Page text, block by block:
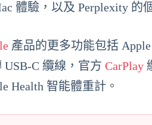
體驗，以及 Perplexity 的
產品的更多功能包括
USB-C 纜線，官方 CarPlay
Health 智能體重計。